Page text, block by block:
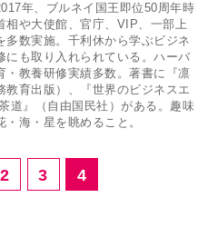
年、ブルネイ国王即位50周年時
相や大使館、官庁、VIP、一部上
数実施。千利休から学ぶビジネ
にも取り入れられている。ハーバ
・教養研修実績多数。著書に『凛
教育出版）、『世界のビジネスエ
道』（自由国民社）がある。趣味
海・星を眺めること。
2 3 4